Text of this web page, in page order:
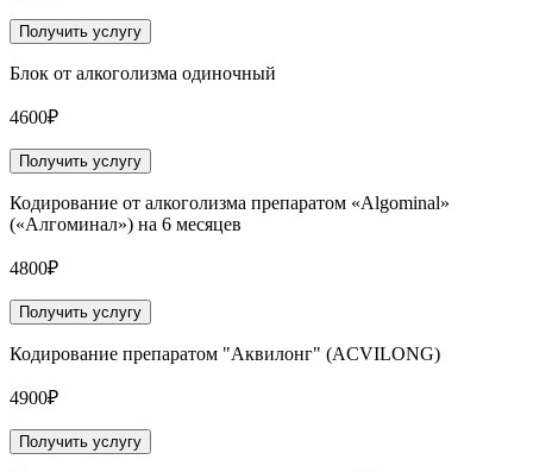
Получить услугу
Блок от алкоголизма одиночный
4600₽
Получить услугу
Кодирование от алкоголизма препаратом «Algominal»
(«Алгоминал») на 6 месяцев
4800₽
Получить услугу
Кодирование препаратом "Аквилонг" (ACVILONG)
4900₽
Получить услугу